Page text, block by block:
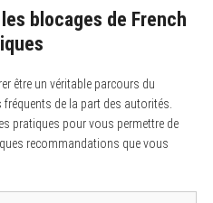
blocages de French
être un véritable parcours du
de la part des autorités.
pratiques pour vous permettre de
recommandations que vous